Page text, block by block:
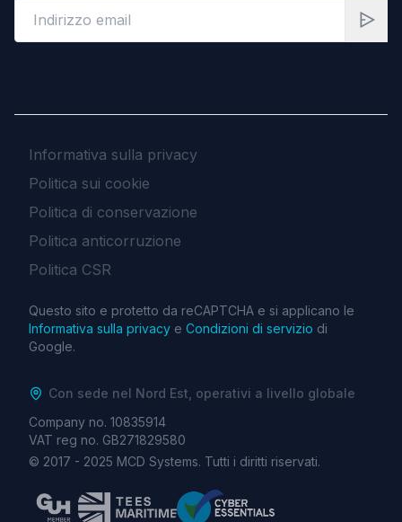
Informativa sulla privacy
Politica sui cookie
Politica di conservazione
Politica anticorruzione
Politica CSR
Questo sito e protetto da reCAPTCHA e si applicano le
Informativa sulla privacy e Condizioni di servizio di
Google.
Con sede nel Nord Est, operativi a livello globale
Company no. 10835914
VAT reg no. GB271829580
© 2017 - 2025 MCD Systems. Tutti i diritti riservati.